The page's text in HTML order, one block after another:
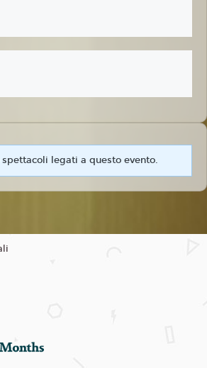
spettacoli legati a questo evento.